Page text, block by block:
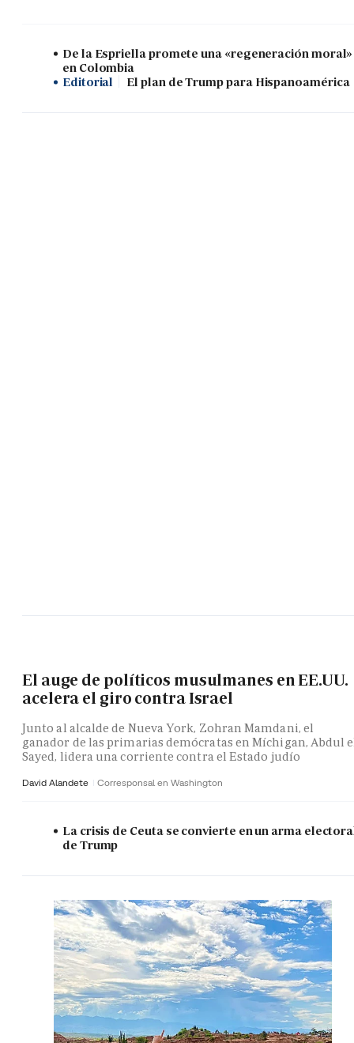
De la Espriella promete una «regeneración moral»
en Colombia
Editorial
El plan de Trump para Hispanoamérica
El auge de políticos musulmanes en EE.UU.
acelera el giro contra Israel
Junto al alcalde de Nueva York, Zohran Mamdani, el
ganador de las primarias demócratas en Míchigan, Abdul
Sayed, lidera una corriente contra el Estado judío
David Alandete Corresponsal en Washington
La crisis de Ceuta se convierte en un arma
de Trump